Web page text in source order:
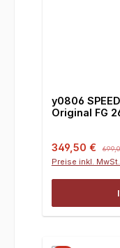
y0806 SPEED TEC FG
Original FG
Verkaufspreis:
349,50 €
Preise inkl.